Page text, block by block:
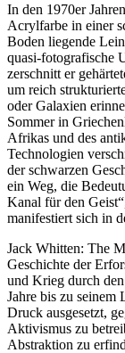
In den 1970er
Acrylfarbe in einer
Boden liegende
quasi-fotografische
zerschnitt er
um reich
oder Galaxien
Sommer in
Afrikas und des
Technologien
der schwarzen
ein Weg, die
Kanal für den
manifestiert sich in
Jack Whitten: The
Geschichte der
und Krieg durch
Jahre bis zu seinem
Druck ausgesetzt,
Aktivismus zu
Abstraktion zu